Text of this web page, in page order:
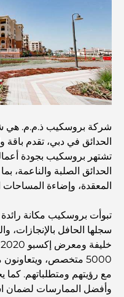
Scenic Routes
Metro Network
أفضل المقاهي في دبي
الرائع والمناظر
دليل شامل لأندية شاطئ
المطاعم الإيطالية
أفضل 7 نوادي
صورها
الدليل الأمثل لمطاعم
شركة بروسكيب ذ.م.م. هي
تشتهر بروسكيب بجودة
الحدائق الصلبة والناعمة،
المعقدة، وإضاءة المساحات
تبوأت بروسكيب مكانة
سجلها الحافل بالإنجازات،
5000 متخصص،
مع رؤيتهم ومتطلباتهم.
وأفضل الممارسات لضمان